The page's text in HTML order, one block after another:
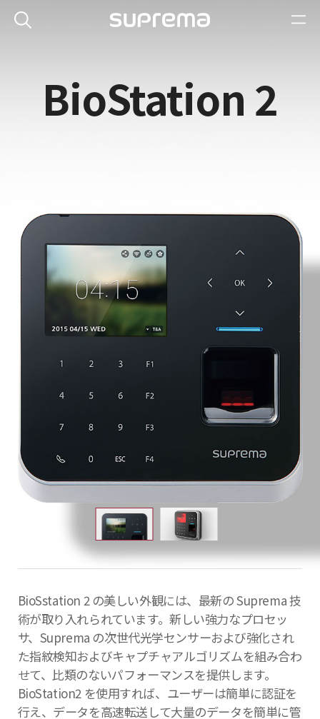
BioStation 2
BioSstation 2 の美しい外観には、最新の Suprema 技
術が取り入れられています。新しい強力なプロセッ
サ、Suprema の次世代光学センサーおよび強化され
た指紋検知およびキャプチャアルゴリズムを組み合わ
せて、比類のないパフォーマンスを提供します。
BioStation2 を使用すれば、ユーザーは簡単に認証を
行え、データを高速転送して大量のデータを簡単に管